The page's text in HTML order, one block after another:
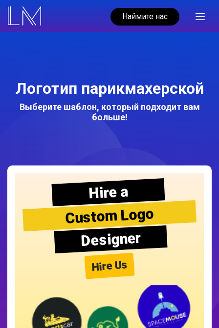
Наймите нас
Логотип парикмахерской
Выберите шаблон, который подходит вам
больше!
Hire a
Custom Logo
Designer
Hire Us